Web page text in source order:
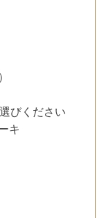
びください
キ